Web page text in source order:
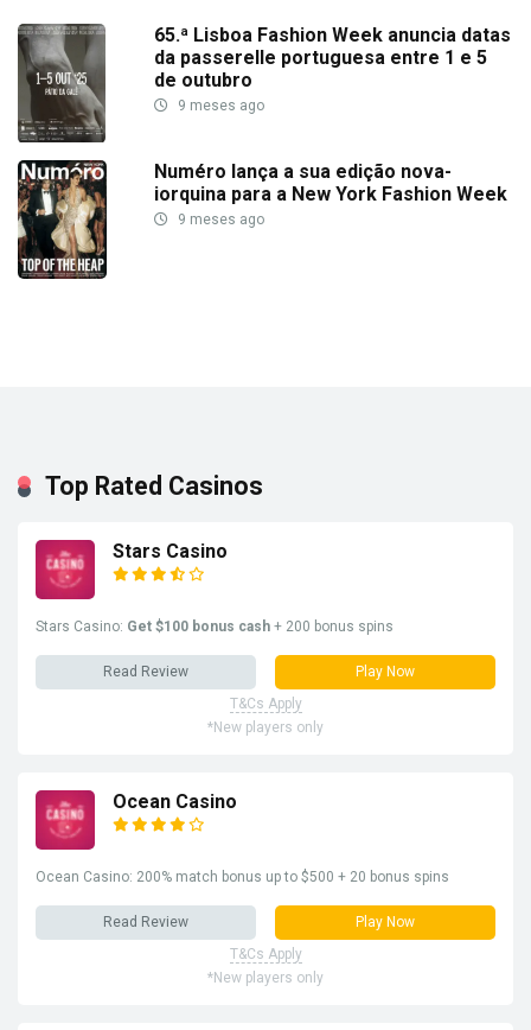
65.ª Lisboa Fashion Week anuncia datas
da passerelle portuguesa entre 1 e 5
de outubro
9 meses ago
Numéro lança a sua edição nova-
iorquina para a New York Fashion Week
9 meses ago
Top Rated Casinos
Stars Casino
Stars Casino: Get $100 bonus cash + 200 bonus spins
Read Review
Play Now
T&Cs Apply
*New players only
Ocean Casino
Ocean Casino: 200% match bonus up to $500 + 20 bonus spins
Read Review
Play Now
T&Cs Apply
*New players only